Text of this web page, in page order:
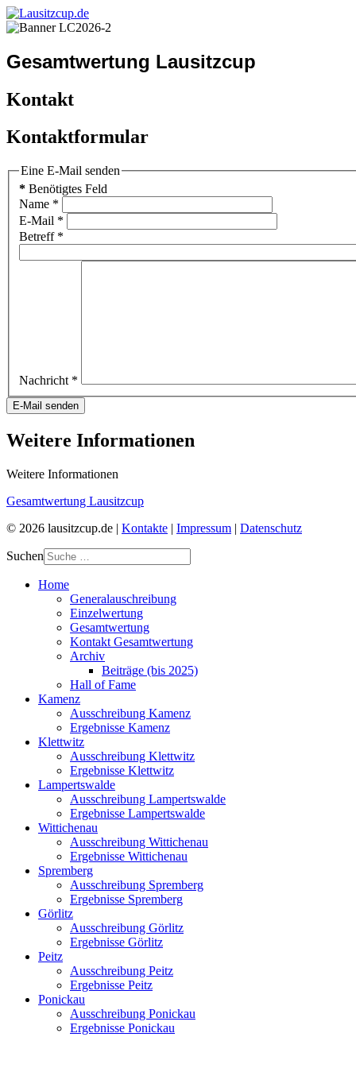
Gesamtwertung Lausitzcup
Kontakt
Kontaktformular
Eine E-Mail senden
* Benötigtes Feld
Name *
E-Mail *
Betreff*
Nachricht *
E-Mail senden
Weitere Informationen
Weitere Informationen
Gesamtwertung Lausitzcup
© 2026 lausitzcup.de | Kontakte | Impressum | Datenschutz
Suchen
Home
Generalauschreibung
Einzelwertung
Gesamtwertung
Kontakt Gesamtwertung
Archiv
Beiträge (bis 2025)
Hall of Fame
Kamenz
Ausschreibung Kamenz
Ergebnisse Kamenz
Klettwitz
Ausschreibung Klettwitz
Ergebnisse Klettwitz
Lampertswalde
Ausschreibung Lampertswalde
Ergebnisse Lampertswalde
Wittichenau
Ausschreibung Wittichenau
Ergebnisse Wittichenau
Spremberg
Ausschreibung Spremberg
Ergebnisse Spremberg
Görlitz
Ausschreibung Görlitz
Ergebnisse Görlitz
Peitz
Ausschreibung Peitz
Ergebnisse Peitz
Ponickau
Ausschreibung Ponickau
Ergebnisse Ponickau